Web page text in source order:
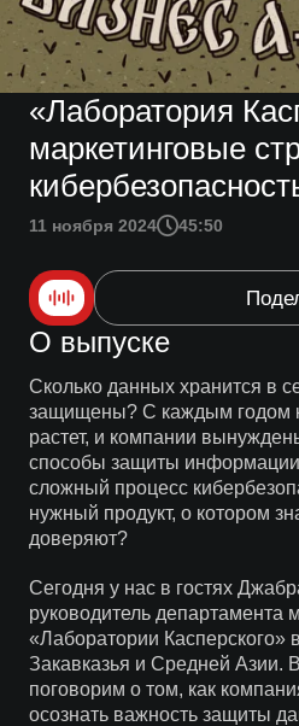
«Лаборатория
маркетинговые
11 ноября 2024 45:50
О выпуске
Сколько данных хранится в
защищены? С каждым годом
растет, и компании
способы защиты
сложный процесс
нужный продукт, о котором
доверяют?
Сегодня у нас в гостях
руководитель департамента
«Лаборатории Касперского»
Закавказья и Средней Азии.
поговорим о том, как
осознать важность защиты